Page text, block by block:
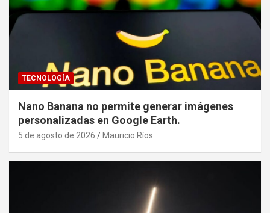
TECNOLOGÍA
Nano Banana no permite generar imágenes
personalizadas en Google Earth.
5 de agosto de 2026 Mauricio Ríos